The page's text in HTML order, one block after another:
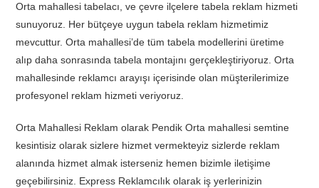
Orta mahallesi tabelacı, ve çevre ilçelere tabela reklam hizmeti
sunuyoruz. Her bütçeye uygun tabela reklam hizmetimiz
mevcuttur. Orta mahallesi’de tüm tabela modellerini üretime
alıp daha sonrasında tabela montajını gerçekleştiriyoruz. Orta
mahallesinde reklamcı arayışı içerisinde olan müşterilerimize
profesyonel reklam hizmeti veriyoruz.
Orta Mahallesi Reklam olarak Pendik Orta mahallesi semtine
kesintisiz olarak sizlere hizmet vermekteyiz sizlerde reklam
alanında hizmet almak isterseniz hemen bizimle iletişime
geçebilirsiniz. Express Reklamcılık olarak iş yerlerinizin